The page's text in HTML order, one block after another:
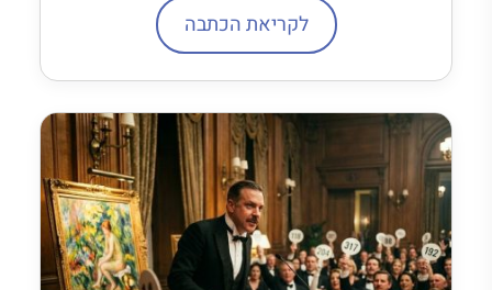
לקריאת הכתבה